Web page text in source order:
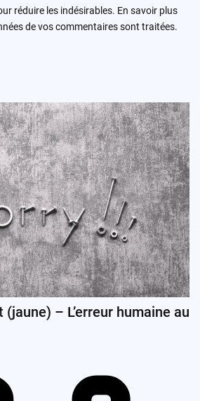
réduire les indésirables. En savoir plus
de vos commentaires sont traitées.
(jaune) – L’erreur humaine au